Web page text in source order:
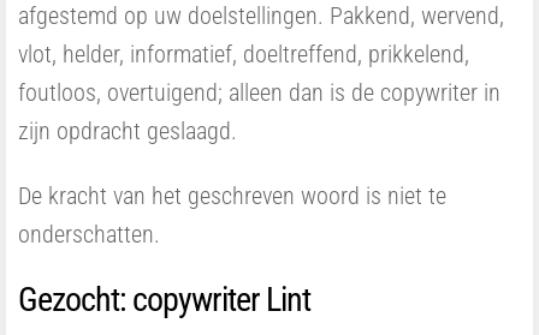
afgestemd op uw doelstellingen. Pakkend, wervend,
vlot, helder, informatief, doeltreffend, prikkelend,
foutloos, overtuigend; alleen dan is de copywriter in
zijn opdracht geslaagd.
De kracht van het geschreven woord is niet te
onderschatten.
Gezocht: copywriter Lint